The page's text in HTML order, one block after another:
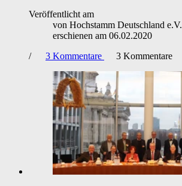
Veröffentlicht am
von Hochstamm Deutschland e.V.
erschienen am 06.02.2020
/
3 Kommentare 3 Kommentare